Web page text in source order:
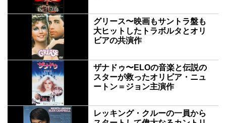
グリース〜映画もサントラ盤も
大ヒットしたトラボルタとオリ
ビアの共演作
ザナドゥ〜ELOの音楽と伝説の
スターが救ったオリビア・ニュ
ートン＝ジョン主演作
レッキング・クルーの一員から